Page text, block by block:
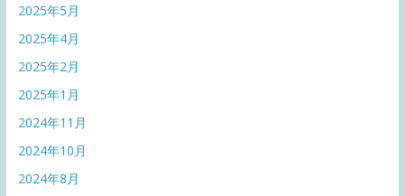
2025年5月
2025年4月
2025年2月
2025年1月
2024年11月
2024年10月
2024年8月